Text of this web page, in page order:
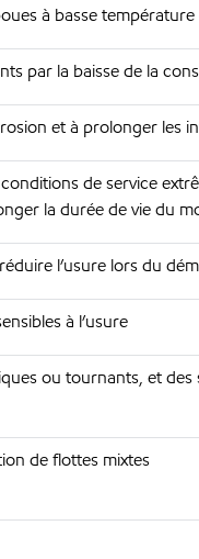
à basse
par la baisse de la
et à prolonger les
de service
la durée de vie du
l’usure lors du
à l’usure
ou tournants, et
de flottes mixtes